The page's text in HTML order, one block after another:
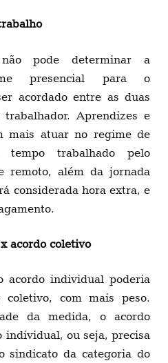
pode determinar a
presencial para o
acordado entre as duas
Aprendizes e
mais atuar no regime de
trabalhado pelo
remoto, além da jornada
considerada hora extra, e
acordo coletivo
acordo individual poderia
coletivo, com mais peso.
da medida, o acordo
individual, ou seja, precisa
sindicato da categoria do